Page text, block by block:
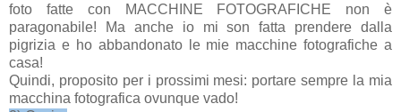
foto fatte con MACCHINE FOTOGRAFICHE non è
paragonabile! Ma anche io mi son fatta prendere dalla
pigrizia e ho abbandonato le mie macchine fotografiche a
casa!
Quindi, proposito per i prossimi mesi: portare sempre la mia
macchina fotografica ovunque vado!